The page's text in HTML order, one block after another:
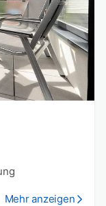
Mehr anzeigen